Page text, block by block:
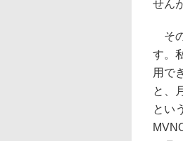
せん
そ
す。
用で
と、
とい